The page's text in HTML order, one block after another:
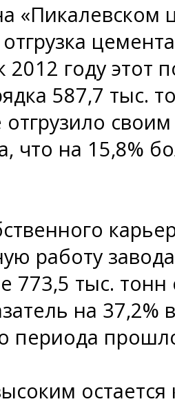
«Пикалевском
году этот
587,7 тыс.
что на 15,8%
работу
773,5 тыс. тонн
на
периода
остается